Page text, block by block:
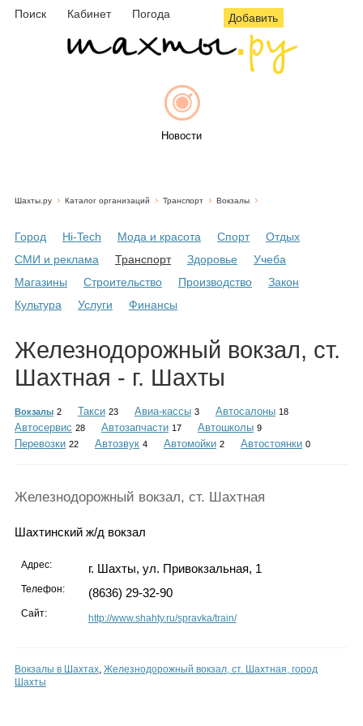
Поиск Кабинет Погода Добавить
Новости
Объявления
Каталог
Инфо
Карты
Фотогалерея
Шахты.ру Каталог организаций Транспорт Вокзалы
Город Hi-Tech Мода и красота Спорт
Отдых
СМИ и реклама
Транспорт Здоровье
Учеба
Магазины
Строительство Производство
Закон
Культура
Услуги Финансы
Железнодорожный вокзал, ст.
Шахтная - г. Шахты
Вокзалы 2 Такси 23 Авиа-кассы 3 Автосалоны 18
Автосервис 28 Автозапчасти 17 Автошколы 9
Перевозки 22 Автозвук 4 Автомойки 2 Автостоянки 0
Железнодорожный вокзал, ст. Шахтная
Шахтинский ж/д вокзал
Адрес: г. Шахты, ул. Привокзальная, 1
Телефон: (8636) 29-32-90
Сайт: http://www.shahty.ru/spravka/train/
Вокзалы в Шахтах, Железнодорожный вокзал, ст. Шахтная, город
Шахты